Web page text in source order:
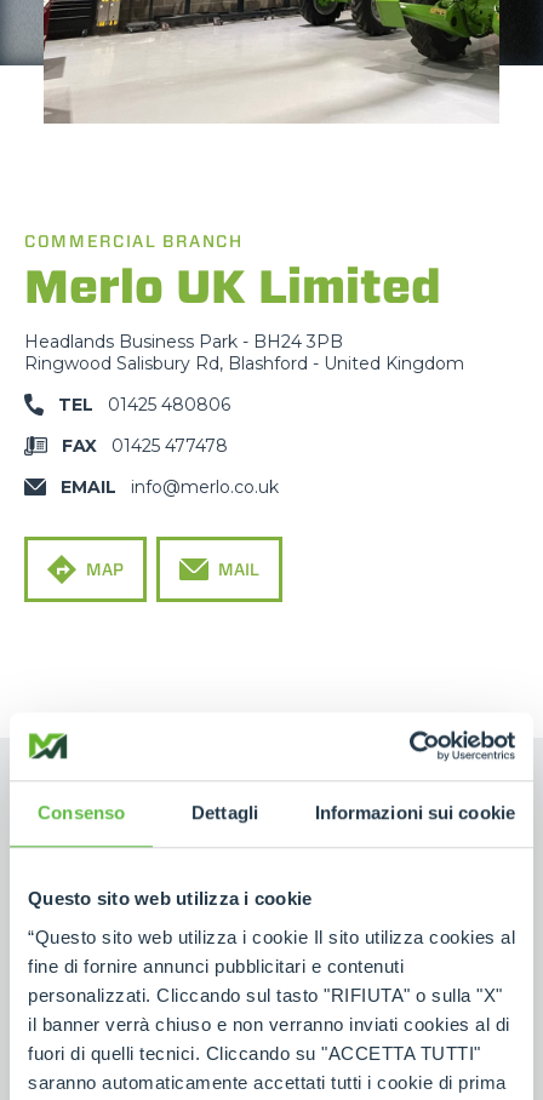
Consenso Dettagli Informazioni sui cookie
Questo sito web utilizza i cookie
“Questo sito web utilizza i cookie Il sito utilizza cookies al
fine di fornire annunci pubblicitari e contenuti
personalizzati. Cliccando sul tasto "RIFIUTA" o sulla "X"
il banner verrà chiuso e non verranno inviati cookies al di
fuori di quelli tecnici. Cliccando su "ACCETTA TUTTI"
saranno automaticamente accettati tutti i cookie di prima
COMMERCIAL BRANCH
Merlo UK Limited
Headlands Business Park - BH24 3PB
Ringwood Salisbury Rd, Blashford - United Kingdom
TEL
01425 480806
FAX
01425 477478
EMAIL
info@merlo.co.uk
MAP MAIL
NAME
SURNAME
COUNTRY